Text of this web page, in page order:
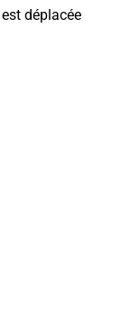
déplacée